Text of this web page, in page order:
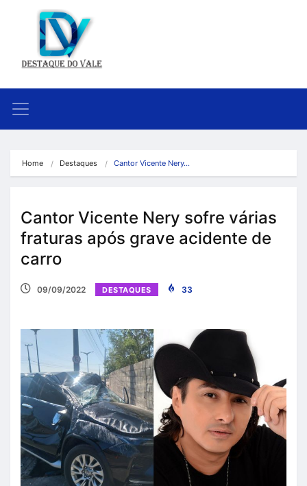
Home Destaques Cantor Vicente Nery…
Cantor Vicente Nery sofre várias
fraturas após grave acidente de
carro
09/09/2022 DESTAQUES 33